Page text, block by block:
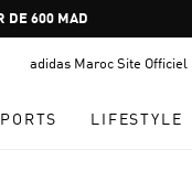
DE 600 MAD
adidas Maroc Site Officiel
LIFESTYLE